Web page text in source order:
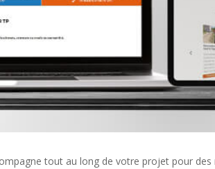
tout au long de votre projet pour